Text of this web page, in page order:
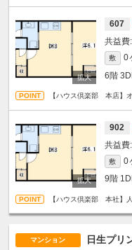
607
敷 0
6階
【ハウス倶楽部 本店】
902
敷 0
9階
【ハウス倶楽部 本社】
マンション 日生プリ